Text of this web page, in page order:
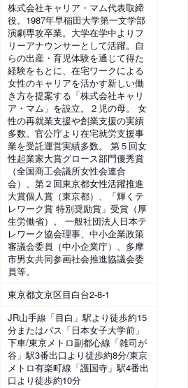
株式会社キャリア・マム代表取締
役。1987年早稲田大学第一文学部
演劇専攻卒業。大学在学中よりフ
リーアナウンサーとして活躍。自
らの出産・育児体験を通じて得た
経験をもとに、在宅ワークによる
女性のキャリアを活かす新しい働
き方を提案する「株式会社キャリ
ア・マム」を設立。２児の母。 女
性の再就業支援や創業支援の実績
多数。官公庁より在宅就労支援事
業を受託運営実績多数。 第５回女
性起業家大賞グロース部門優秀賞
（全国商工会議所女性会連合
会）、第２回東京都女性活躍推進
大賞個人賞（東京都）、「輝くテ
レワーク賞 特別奨励賞」受賞（厚
生労働省）。 一般社団法人日本テ
レワーク協会理事、中小企業政策
審議会委員（中小企業庁）、多摩
市男女共同参画社会推進協議会委
員等。
東京都文京区目白台2-8-1
JR山手線「目白」駅より徒歩約15
分またはバス「日本女子大学前」
下車/東京メトロ副都心線「雑司が
谷」駅3番出口より徒歩約8分/東京
メトロ有楽町線「護国寺」駅4番出
口より徒歩約10分